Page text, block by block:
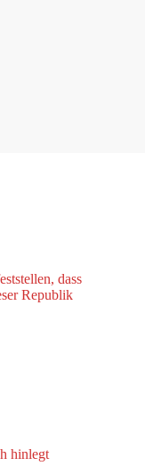
dass
Republik
hinlegt